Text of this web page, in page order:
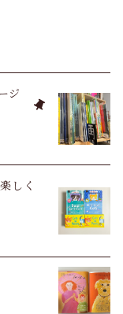
ジ
しく